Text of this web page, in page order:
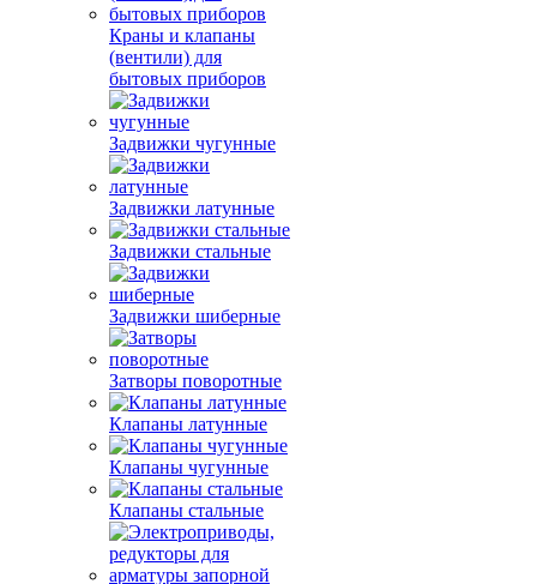
Краны и клапаны
(вентили) для
бытовых приборов
Задвижки чугунные
Задвижки латунные
Задвижки стальные
Задвижки шиберные
Затворы поворотные
Клапаны латунные
Клапаны чугунные
Клапаны стальные